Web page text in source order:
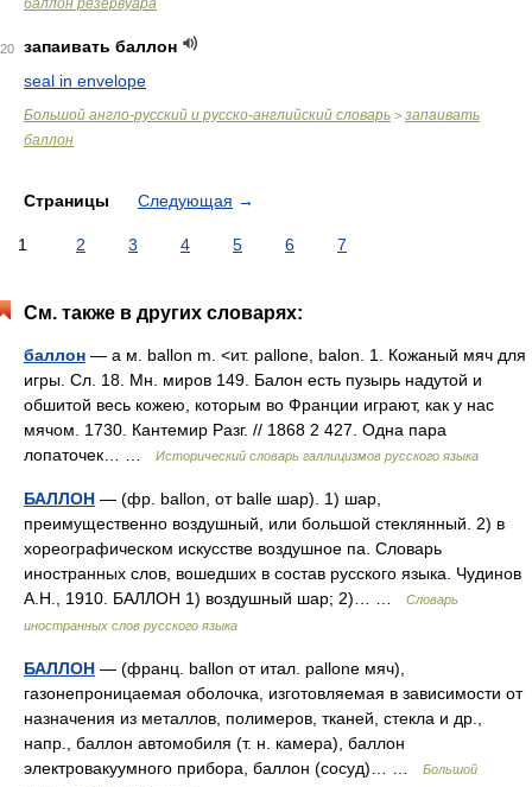
баллон резервуара
20
запаивать баллон
seal in envelope
Большой англо-русский и русско-английский словарь > запаивать
баллон
Страницы Следующая →
1 2 3 4 5 6 7
См. также в других словарях:
баллон — а м. ballon m. <ит. pallone, balon. 1. Кожаный мяч для
игры. Сл. 18. Мн. миров 149. Балон есть пузырь надутой и
обшитой весь кожею, которым во Франции играют, как у нас
мячом. 1730. Кантемир Разг. // 1868 2 427. Одна пара
лопаточек… …
Исторический словарь галлицизмов русского языка
БАЛЛОН — (фр. ballon, от balle шар). 1) шар,
преимущественно воздушный, или большой стеклянный. 2) в
хореографическом искусстве воздушное па. Словарь
иностранных слов, вошедших в состав русского языка. Чудинов
А.Н., 1910. БАЛЛОН 1) воздушный шар; 2)… …
Словарь
иностранных слов русского языка
БАЛЛОН — (франц. ballon от итал. pallone мяч),
газонепроницаемая оболочка, изготовляемая в зависимости от
назначения из металлов, полимеров, тканей, стекла и др.,
напр., баллон автомобиля (т. н. камера), баллон
электровакуумного прибора, баллон (сосуд)… …
Большой